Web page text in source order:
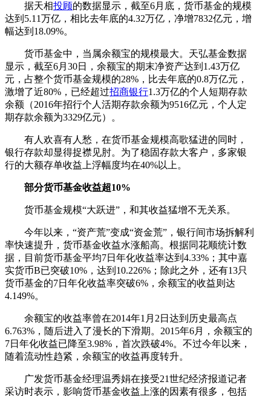
据天相投顾的数据显示，截至6月底，货币基金的规模
达到5.11万亿，相比去年底的4.32万亿，净增7832亿元，增
幅达到18.09%。
货币基金中，当属余额宝的规模最大。天弘基金数据
显示，截至6月30日，余额宝的期末净资产达到1.43万亿
元，占整个货币基金规模的28%，比去年底的0.8万亿元，
激增了近80%，已经超过招商银行1.3万亿的个人短期存款
余额（2016年招行个人活期存款余额为9516亿元，个人定
期存款余额为3329亿元）。
有人欢喜有人愁，在货币基金规模高歌猛进的同时，
银行存款却显得捉襟见肘。为了稳固存款大客户，多家银
行的大额存单收益上浮幅度均在40%以上。
部分货币基金收益超10%
货币基金规模“大跃进”，和其收益猛增不无关系。
今年以来，“资产荒”变成“资金荒”，银行间市场拆解利
率快速提升，货币基金收益水涨船高。根据同花顺统计数
据，目前货币基金平均7日年化收益率达到4.33%；其中嘉
实货币B已突破10%，达到10.226%；除此之外，还有13只
货币基金的7日年化收益率突破6%，余额宝的收益则达
4.149%。
余额宝的收益率曾在2014年1月2日达到历史最高点
6.763%，随后进入了漫长的下滑期。2015年6月，余额宝的
7日年化收益已降至3.98%，首次跌破4%。不过今年以来，
随着流动性趋紧，余额宝的收益再度转升。
广发货币基金经理温秀娟在接受21世纪经济报道记者
采访时表示，影响货币基金收益上涨的因素有很多，包括